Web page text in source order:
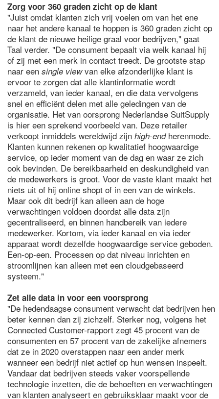
Zorg voor 360 graden zicht op de klant
"Juist omdat klanten zich vrij voelen om van het ene
naar het andere kanaal te hoppen is 360 graden zicht op
de klant de nieuwe heilige graal voor bedrijven," gaat
Taal verder. "De consument bepaalt via welk kanaal hij
of zij met een merk in contact treedt. De grootste stap
naar een single viewvan elke afzonderlijke klant is
ervoor te zorgen dat alle klantinformatie wordt
verzameld, van ieder kanaal, en die data vervolgens
snel en efficiënt delen met alle geledingen van de
organisatie. Het van oorsprong Nederlandse SuitSupply
is hier een sprekend voorbeeld van. Deze retailer
verkoopt inmiddels wereldwijd zijn high-endherenmode.
Klanten kunnen rekenen op kwalitatief hoogwaardige
service, op ieder moment van de dag en waar ze zich
ook bevinden. De bereikbaarheid en deskundigheid van
de medewerkers is groot. Voor de vaste klant maakt het
niets uit of hij online shopt of in een van de winkels.
Maar ook dit bedrijf kan alleen aan de hoge
verwachtingen voldoen doordat alle data zijn
gecentraliseerd, en binnen handbereik van iedere
medewerker. Kortom, via ieder kanaal en via ieder
apparaat wordt dezelfde hoogwaardige service geboden.
Een-op-een. Processen op dat niveau inrichten en
stroomlijnen kan alleen met een cloudgebaseerd
systeem."
Zet alle data in voor een voorsprong
"De hedendaagse consument verwacht dat bedrijven hen
beter kennen dan zij zichzelf. Sterker nog, volgens het
Connected Customer-rapport zegt 45 procent van de
consumenten en 57 procent van de zakelijke afnemers
dat ze in 2020 overstappen naar een ander merk
wanneer een bedrijf niet actief op hun wensen inspeelt.
Vandaar dat bedrijven steeds vaker voorspellende
technologie inzetten, die de behoeften en verwachtingen
van klanten analyseert en gebruiksklaar maakt voor de